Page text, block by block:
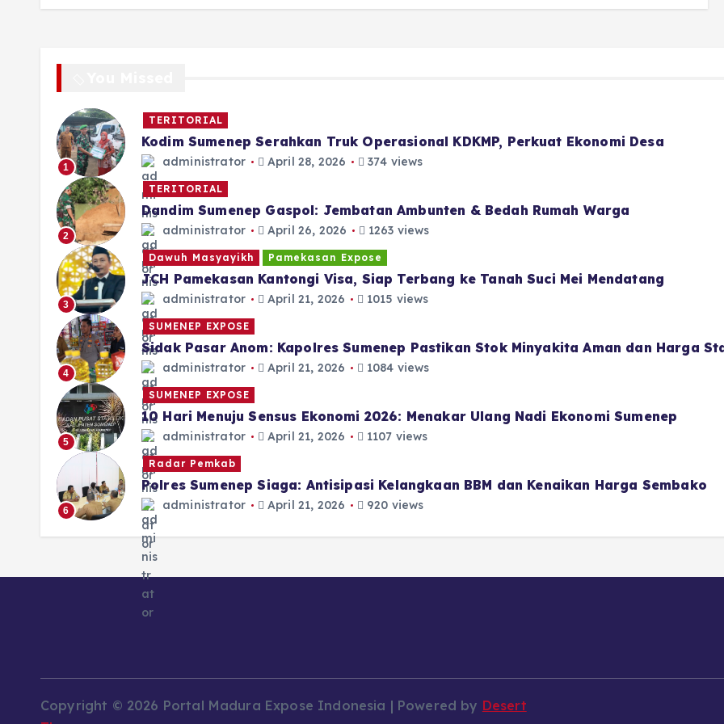
1
TERITORIAL
Kodim Sumenep Serahkan Truk Operasional KDKMP, Perkuat Ekonomi Desa
administrator April 28, 2026 374 views
2
TERITORIAL
Dandim Sumenep Gaspol: Jembatan Ambunten & Bedah Rumah Warga
administrator April 26, 2026 1263 views
3
Dawuh Masyayikh Pamekasan Expose
JCH Pamekasan Kantongi Visa, Siap Terbang ke Tanah Suci Mei Mendatang
administrator April 21, 2026 1015 views
4
SUMENEP EXPOSE
Sidak Pasar Anom: Kapolres Sumenep Pastikan Stok Minyakita Aman dan Harga
administrator April 21, 2026 1084 views
5
SUMENEP EXPOSE
10 Hari Menuju Sensus Ekonomi 2026: Menakar Ulang Nadi Ekonomi Sumenep
administrator April 21, 2026 1107 views
6
Radar Pemkab
Polres Sumenep Siaga: Antisipasi Kelangkaan BBM dan Kenaikan Harga Sembako
administrator April 21, 2026 920 views
Copyright © 2026 Portal Madura Expose Indonesia | Powered by Desert